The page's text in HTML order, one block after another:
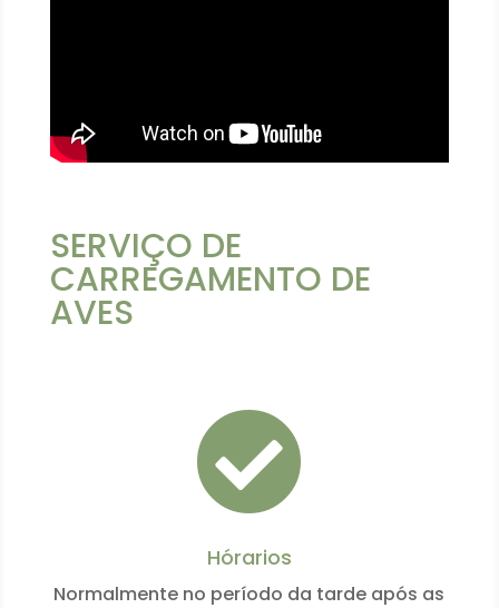
SERVIÇO DE
CARREGAMENTO DE
AVES

Hórarios
Normalmente no período da tarde após as